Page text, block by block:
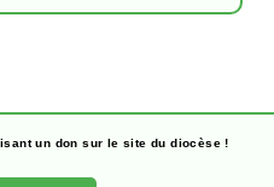
un don sur le site du diocèse !